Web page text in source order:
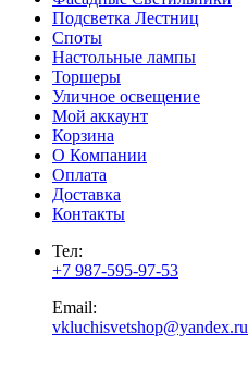
Подсветка Лестниц
Споты
Настольные лампы
Торшеры
Уличное освещение
Мой аккаунт
Корзина
О Компании
Оплата
Доставка
Контакты
Тел:
+7 987-595-97-53
Email:
vkluchisvetshop@yandex.ru